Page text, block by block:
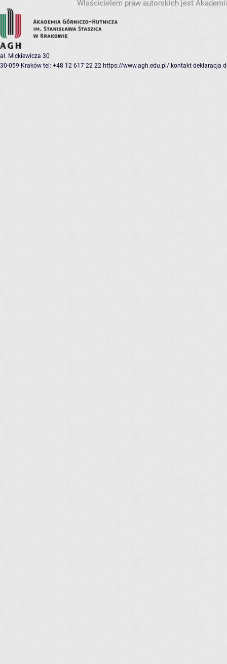
Właścicielem praw autorskich jest
al. Mickiewicza 30
30-059 Kraków tel: +48 12 617 22 22 https://www.agh.edu.pl/ kontakt deklaracja